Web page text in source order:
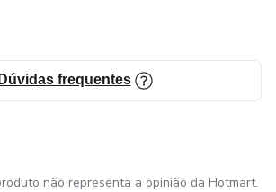
Dúvidas frequentes
não representa a opinião da Hotmart.